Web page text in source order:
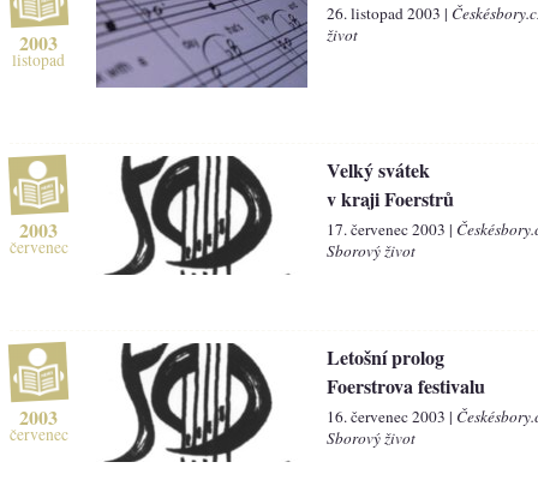
2003
listopad
26. listopad 2003 |
život
2003
červenec
Velký svátek
v kraji Foerstrů
17. červenec 2003 |
Sborový život
2003
červenec
Letošní prolog
Foerstrova festivalu
16. červenec 2003 |
Sborový život